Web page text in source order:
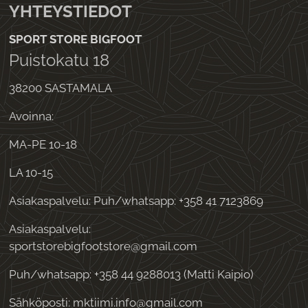
YHTEYSTIEDOT
SPORT STORE BIGFOOT
Puistokatu 18
38200 SASTAMALA
Avoinna:
MA-PE 10-18
LA 10-15
Asiakaspalvelu: Puh/whatsapp: +358 41 7123869
Asiakaspalvelu:
sportstorebigfootstore@gmail.com
Puh/whatsapp: +358 44 9288013 (Matti Kaipio)
Sähköposti: mktiimi.info@gmail.com